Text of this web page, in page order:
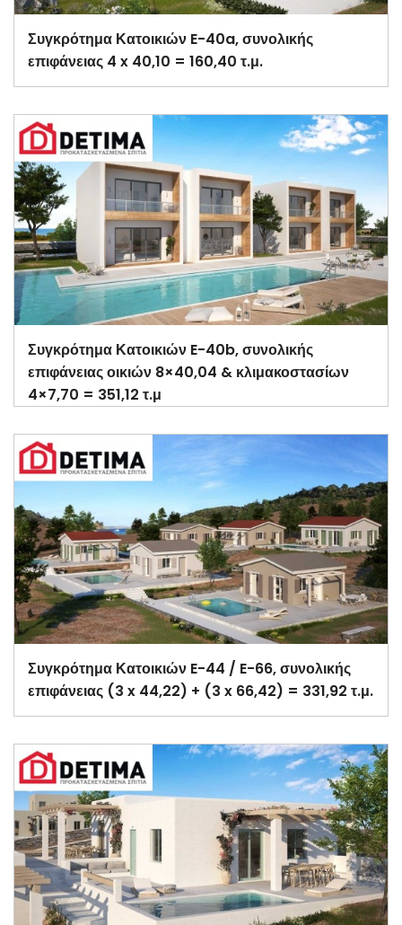
Συγκρότημα Κατοικιών E-40a, συνολικής
επιφάνειας 4 x 40,10 = 160,40 τ.μ.
Συγκρότημα Κατοικιών E-40b, συνολικής
επιφάνειας οικιών 8×40,04 & κλιμακοστασίων
4×7,70 = 351,12 τ.μ
Συγκρότημα Κατοικιών E-44 / E-66, συνολικής
επιφάνειας (3 x 44,22) + (3 x 66,42) = 331,92 τ.μ.